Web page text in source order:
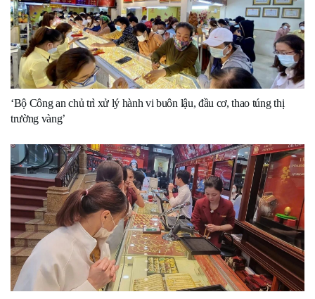
‘Bộ Công an chủ trì xử lý hành vi buôn lậu, đầu cơ, thao túng thị
trường vàng’